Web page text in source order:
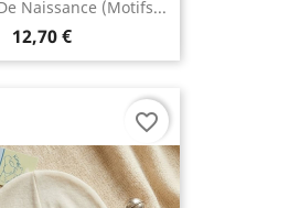
Naissance (motifs...
12,70 €
favorite_border